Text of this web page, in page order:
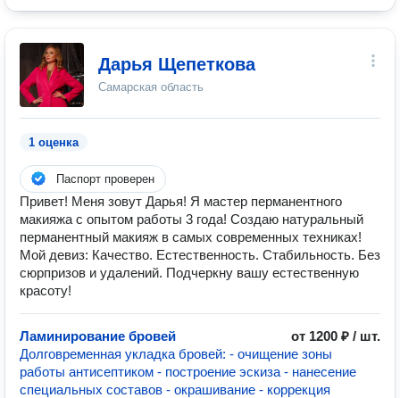
Дарья Щепеткова
Самарская область
1 оценка
Паспорт проверен
Привет! Меня зовут Дарья! Я мастер перманентного
макияжа с опытом работы 3 года! Создаю натуральный
перманентный макияж в самых современных техниках!
Мой девиз: Качество. Естественность. Стабильность. Без
сюрпризов и удалений. Подчеркну вашу естественную
красоту!
Ламинирование бровей
от 1200 ₽ / шт.
Долговременная укладка бровей: - очищение зоны
работы антисептиком - построение эскиза - нанесение
специальных составов - окрашивание - коррекция